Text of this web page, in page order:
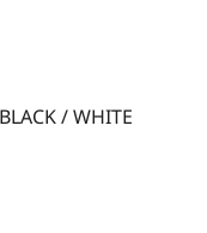
/ WHITE